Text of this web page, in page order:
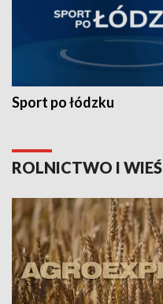
Sport po łódzku
ROLNICTWO I WIEŚ